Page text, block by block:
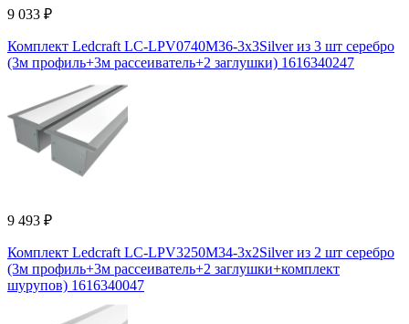
9 033 ₽
Комплект Ledcraft LC-LPV0740M36-3x3Silver из 3 шт серебро
(3м профиль+3м рассеиватель+2 заглушки) 1616340247
9 493 ₽
Комплект Ledcraft LC-LPV3250M34-3x2Silver из 2 шт серебро
(3м профиль+3м рассеиватель+2 заглушки+комплект
шурупов) 1616340047